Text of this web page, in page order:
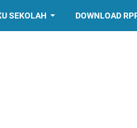
SEKOLAH DOWNLOAD